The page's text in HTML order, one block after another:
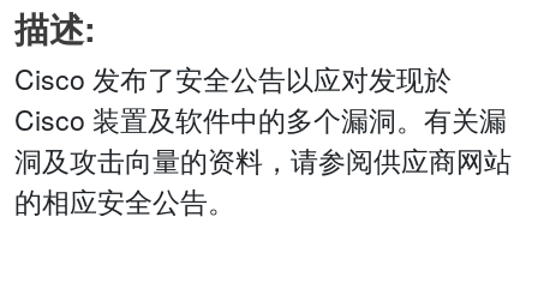
描述:
Cisco 发布了安全公告以应对发现於
Cisco 装置及软件中的多个漏洞。有关漏
洞及攻击向量的资料，请参阅供应商网站
的相应安全公告。